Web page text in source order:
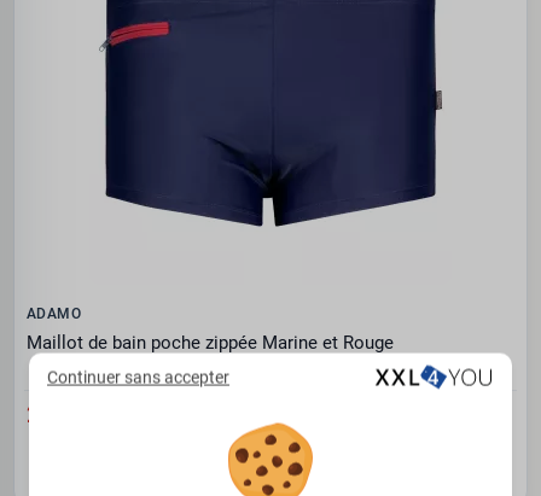
ADAMO
Maillot de bain poche zippée Marine et Rouge
25.95 €
Continuer sans accepter